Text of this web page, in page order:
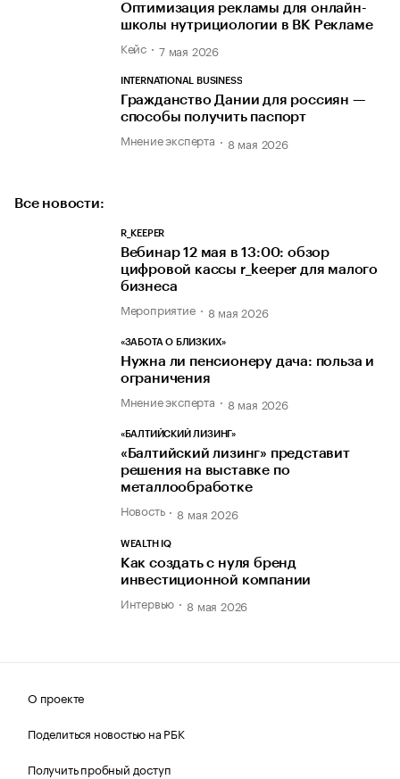
Оптимизация рекламы для онлайн-
школы нутрициологии в ВК Рекламе
Кейс 7 мая 2026
INTERNATIONAL BUSINESS
Гражданство Дании для россиян —
способы получить паспорт
Мнение эксперта 8 мая 2026
Все новости:
R_KEEPER
Вебинар 12 мая в 13:00: обзор
цифровой кассы r_keeper для малого
бизнеса
Мероприятие 8 мая 2026
«ЗАБОТА О БЛИЗКИХ»
Нужна ли пенсионеру дача: польза и
ограничения
Мнение эксперта 8 мая 2026
«БАЛТИЙСКИЙ ЛИЗИНГ»
«Балтийский лизинг» представит
решения на выставке по
металлообработке
Новость 8 мая 2026
WEALTH IQ
Как создать с нуля бренд
инвестиционной компании
Интервью 8 мая 2026
О проекте
Поделиться новостью на РБК
Получить пробный доступ